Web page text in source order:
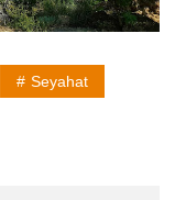
Seyahat